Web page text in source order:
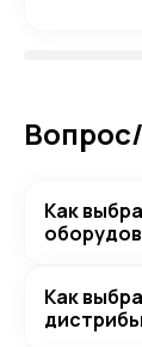
Как
Как